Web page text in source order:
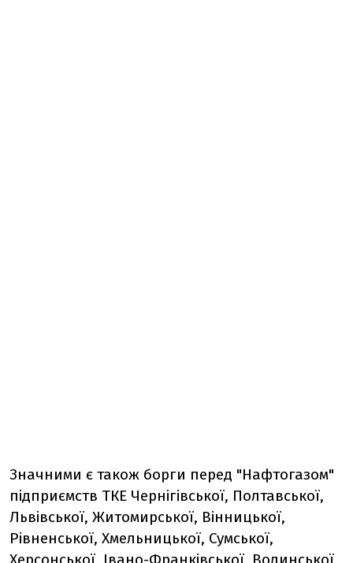
Значними є також борги перед "Нафтогазом"
підприємств ТКЕ Чернігівської, Полтавської,
Львівської, Житомирської, Вінницької,
Рівненської, Хмельницької, Сумської,